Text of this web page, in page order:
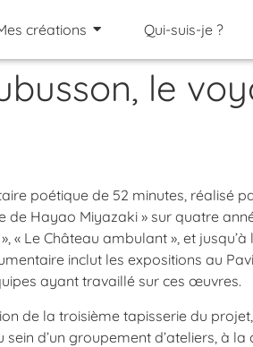
créations Qui-suis-je ?
le
poétique de 52 minutes, réalisé
de Hayao Miyazaki » sur quatre
« Le Château ambulant », et
inclut les expositions au
ayant travaillé sur ces œuvres.
de la troisième tapisserie du
d’un groupement d’ateliers, à la